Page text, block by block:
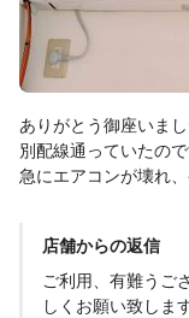
ありがとう御座いま
別配線通っていたの
急にエアコンが壊れ
すが対応頂き助かり
店舗からの返信
ご利用、有難うご
しくお願い致します